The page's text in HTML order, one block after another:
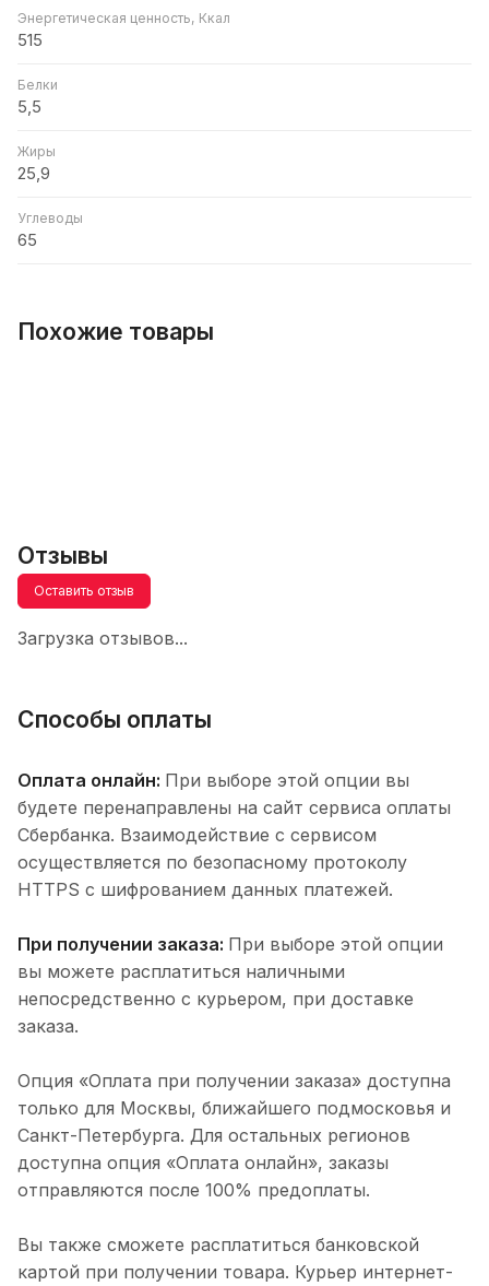
Энергетическая ценность, Ккал
515
Белки
5,5
Жиры
25,9
Углеводы
65
Похожие товары
Отзывы
Оставить отзыв
Загрузка отзывов...
Способы оплаты
Оплата онлайн: При выборе этой опции вы
будете перенаправлены на сайт сервиса оплаты
Сбербанка. Взаимодействие с сервисом
осуществляется по безопасному протоколу
HTTPS с шифрованием данных платежей.
При получении заказа: При выборе этой опции
вы можете расплатиться наличными
непосредственно с курьером, при доставке
заказа.
Опция «Оплата при получении заказа» доступна
только для Москвы, ближайшего подмосковья и
Санкт-Петербурга. Для остальных регионов
доступна опция «Оплата онлайн», заказы
отправляются после 100% предоплаты.
Вы также сможете расплатиться банковской
картой при получении товара. Курьер интернет-